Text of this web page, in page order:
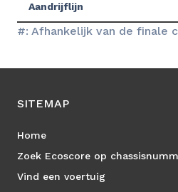
Aandrijflijn
#: Afhankelijk van de finale
SITEMAP
Home
Zoek Ecoscore op
Vind een voertuig